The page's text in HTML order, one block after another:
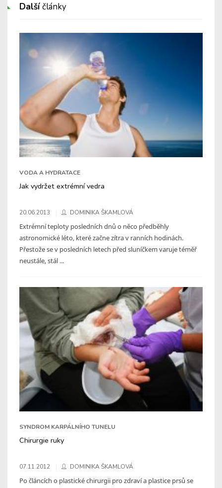
Dalšíčlánky
VODA A HYDRATACE
Jak vydržet extrémní vedra
20.06.2013 DOMINIKA ŠKAMLOVÁ
Extrémní teploty posledních dnů o něco předběhly
astronomické léto, které začne zítra v ranních hodinách.
Přestože se v posledních letech před sluníčkem varuje téměř
neustále, stál ...
SYNDROM KARPÁLNÍHO TUNELU
Chirurgie ruky
07.11.2012 DOMINIKA ŠKAMLOVÁ
Po článcích o plastické chirurgii pro zdraví a plastice prsů se